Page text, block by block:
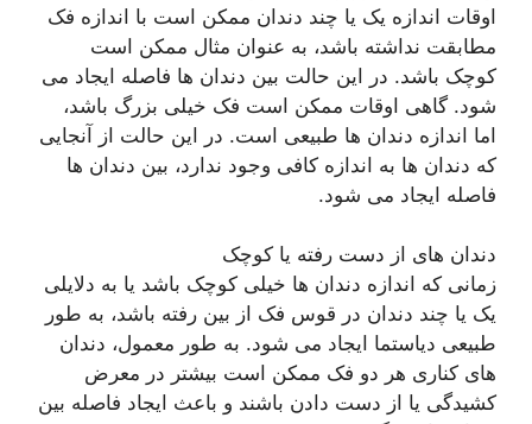
اوقات اندازه یک یا چند دندان ممکن است با اندازه فک
مطابقت نداشته باشد، به عنوان مثال ممکن است
کوچک باشد. در این حالت بین دندان ها فاصله ایجاد می
شود. گاهی اوقات ممکن است فک خیلی بزرگ باشد،
اما اندازه دندان ها طبیعی است. در این حالت از آنجایی
که دندان ها به اندازه کافی وجود ندارد، بین دندان ها
فاصله ایجاد می شود.
دندان های از دست رفته یا کوچک
زمانی که اندازه دندان ها خیلی کوچک باشد یا به دلایلی
یک یا چند دندان در قوس فک از بین رفته باشد، به طور
طبیعی دیاستما ایجاد می شود. به طور معمول، دندان
های کناری هر دو فک ممکن است بیشتر در معرض
کشیدگی یا از دست دادن باشند و باعث ایجاد فاصله بین